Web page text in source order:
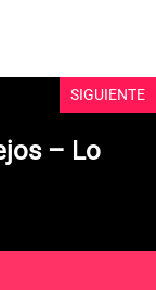
SIGUIENTE
– Lo